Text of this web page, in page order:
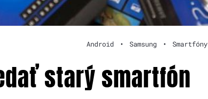
Android • Samsung • Smartfóny
starý smartfón